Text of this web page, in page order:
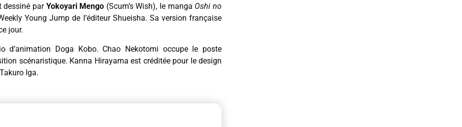
dessiné par Yokoyari Mengo (Scum’s Wish), le manga Oshi no
Young Jump de l’éditeur Shueisha. Sa version française
jour.
d’animation Doga Kobo. Chao Nekotomi occupe le poste
scénaristique. Kanna Hirayama est créditée pour le design
Iga.